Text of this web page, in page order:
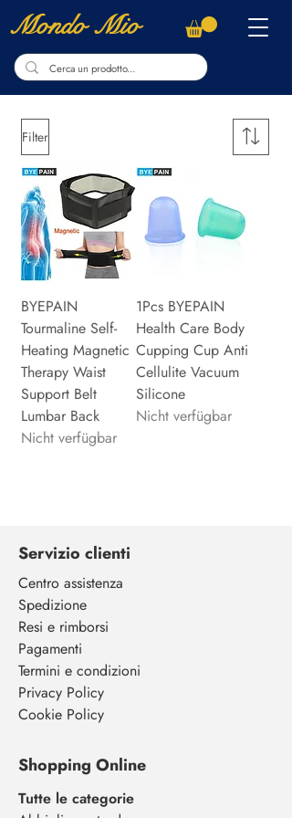
Mondo Mio
Filter
BYEPAIN
Tourmaline Self-
Heating Magnetic
Therapy Waist
Support Belt
Lumbar Back
Nicht verfügbar
1Pcs BYEPAIN
Health Care Body
Cupping Cup Anti
Cellulite Vacuum
Silicone
Nicht verfügbar
Servizio clienti
Centro assistenza
Spedizione
Resi e rimborsi
Pagamenti
Termini e condizioni
Privacy Policy
Cookie Policy
Shopping Online
Tutte le categorie